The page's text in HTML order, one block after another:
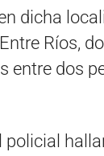
dicha
Ríos,
entre dos